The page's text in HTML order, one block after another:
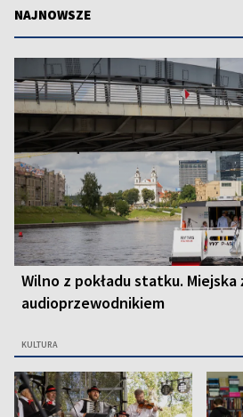
NAJNOWSZE
Wilno z pokładu statku. Miejska
audioprzewodnikiem
KULTURA